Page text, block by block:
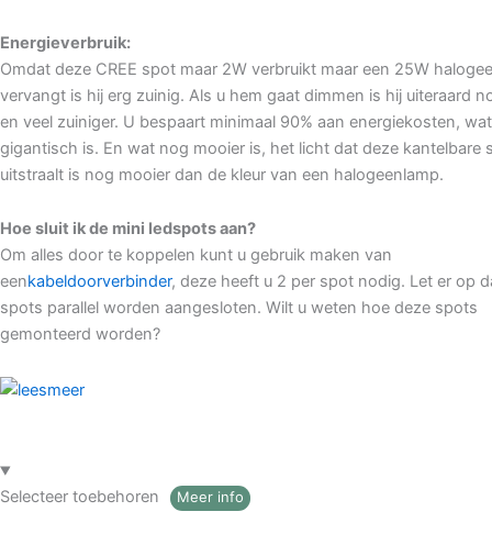
Energieverbruik:
Omdat deze CREE spot maar 2W verbruikt maar een 25W
vervangt is hij erg zuinig. Als u hem gaat dimmen is hij uiteraard
en veel zuiniger. U bespaart minimaal 90% aan energiekosten, wat
gigantisch is. En wat nog mooier is, het licht dat deze kantelbare
uitstraalt is nog mooier dan de kleur van een halogeenlamp.
Hoe sluit ik de mini ledspots aan?
Om alles door te koppelen kunt u gebruik maken van
eenkabeldoorverbinder, deze heeft u 2 per spot nodig. Let er op
spots parallel worden aangesloten. Wilt u weten hoe deze spots
gemonteerd worden?
Selecteer toebehoren Meer info